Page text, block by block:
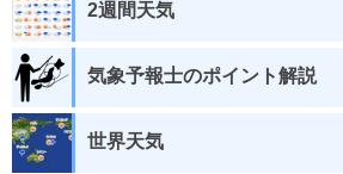
2週間天気
気象予報士のポイント解説
世界天気